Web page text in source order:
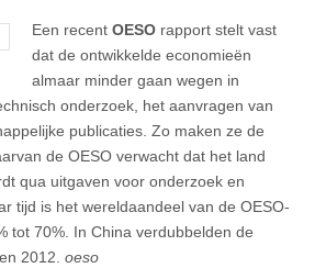
Een recent OESO rapport stelt vast
dat de ontwikkelde economieën
almaar minder gaan wegen in
onderzoek, het aanvragen van
publicaties. Zo maken ze de
de OESO verwacht dat het land
qua uitgaven voor onderzoek en
tijd is het wereldaandeel van de OESO-
tot 70%. In China verdubbelden de
2012. oeso